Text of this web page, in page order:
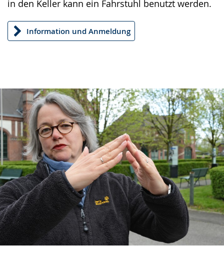
in den Keller kann ein Fahrstuhl benutzt werden.
Information und Anmeldung